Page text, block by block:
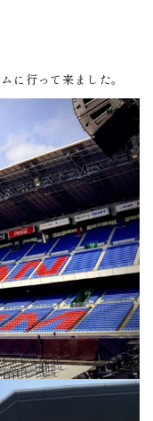
に行って来ました。